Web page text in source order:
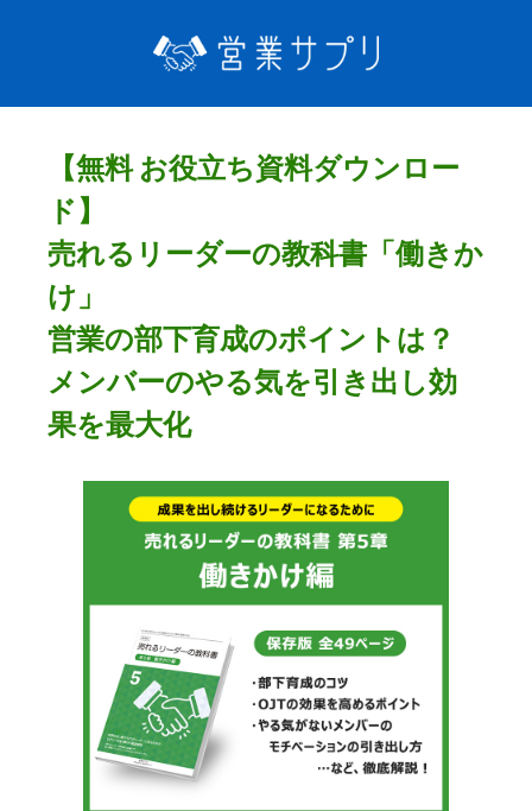
【無料 お役立ち資料ダウンロー
ド】
売れるリーダーの教科書「働きか
け」
営業の部下育成のポイントは？
メンバーのやる気を引き出し効
果を最大化